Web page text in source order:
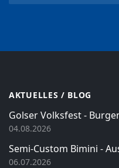
AKTUELLES / BLOG
Golser Volksfest -
04.08.2026
Semi-Custom Bimini -
06.07.2026